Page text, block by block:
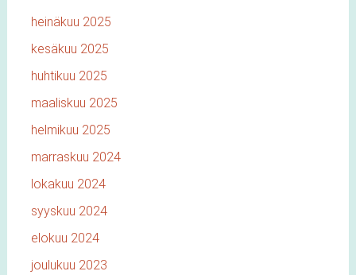
heinäkuu 2025
kesäkuu 2025
huhtikuu 2025
maaliskuu 2025
helmikuu 2025
marraskuu 2024
lokakuu 2024
syyskuu 2024
elokuu 2024
joulukuu 2023